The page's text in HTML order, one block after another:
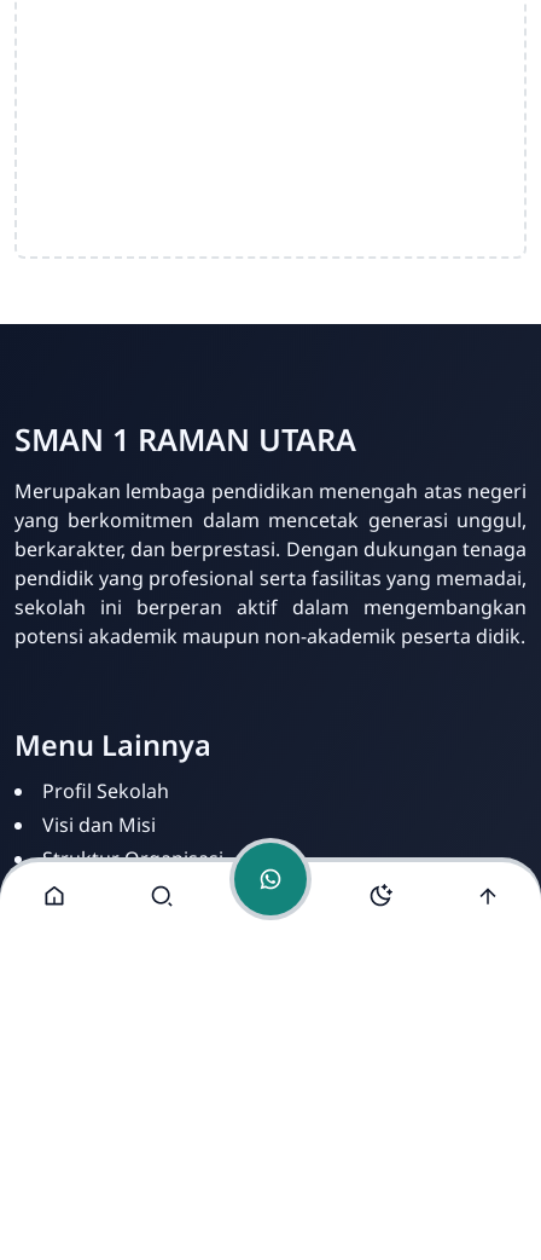
Bachtiar Rohman
Online
SMAN 1 RAMAN UTARA
Merupakan lembaga pendidikan menengah atas negeri
yang berkomitmen dalam mencetak generasi unggul,
berkarakter, dan berprestasi. Dengan dukungan tenaga
pendidik yang profesional serta fasilitas yang memadai,
sekolah ini berperan aktif dalam mengembangkan
potensi akademik maupun non-akademik peserta didik.
Menu Lainnya
Profil Sekolah
Visi dan Misi
Struktur Organisasi
Tim Redaksi